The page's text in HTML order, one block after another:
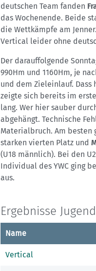
deutschen Team fanden
das Wochenende. Beide
die Wettkämpfe am
Vertical leider ohne
Der darauffolgende
990Hm und 1160Hm, je
und dem Zieleinlauf. Dass
zeigte sich bereits im
lang. Wer hier sauber
abgehängt. Technische
Materialbruch. Am besten
starken vierten Platz und
(U18 männlich). Bei den
Individual des YWC ging
aus.
Ergebnisse
Name
Vertical